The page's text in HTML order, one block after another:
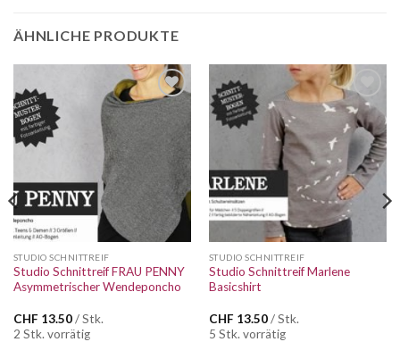
ÄHNLICHE PRODUKTE
Auf die
STUDIO SCHNITTREIF
Studio Schnittreif FRAU PENNY
Asymmetrischer Wendeponcho
CHF 13.50/ Stk.
2 Stk. vorrätig
Auf die
Wunschliste
STUDIO SCHNITTREIF
Studio Schnittreif Marlene
Basicshirt
CHF 13.50/ Stk.
5 Stk. vorrätig